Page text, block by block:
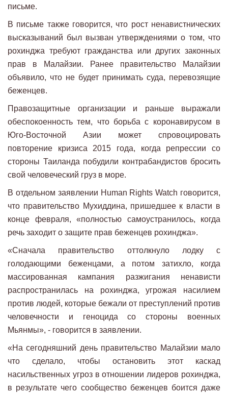
письме.
В письме также говорится, что рост ненавистнических
высказываний был вызван утверждениями о том, что
рохинджа требуют гражданства или других законных
прав в Малайзии. Ранее правительство Малайзии
объявило, что не будет принимать суда, перевозящие
беженцев.
Правозащитные организации и раньше выражали
обеспокоенность тем, что борьба с коронавирусом в
Юго-Восточной Азии может спровоцировать
повторение кризиса 2015 года, когда репрессии со
стороны Таиланда побудили контрабандистов бросить
свой человеческий груз в море.
В отдельном заявлении Human Rights Watch говорится,
что правительство Мухиддина, пришедшее к власти в
конце февраля, «полностью самоустранилось, когда
речь заходит о защите прав беженцев рохинджа».
«Сначала правительство оттолкнуло лодку с
голодающими беженцами, а потом затихло, когда
массированная кампания разжигания ненависти
распространилась на рохинджа, угрожая насилием
против людей, которые бежали от преступлений против
человечности и геноцида со стороны военных
Мьянмы», - говорится в заявлении.
«На сегодняшний день правительство Малайзии мало
что сделало, чтобы остановить этот каскад
насильственных угроз в отношении лидеров рохинджа,
в результате чего сообщество беженцев боится даже